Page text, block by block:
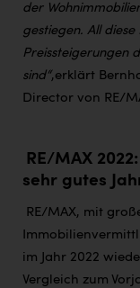
der
gestiegen. All
Preissteigerungen
sind“, erklärt
Director von RE/
RE/MAX
sehr gutes
RE/MAX, mit
im Jahr 2022
Vergleich zum